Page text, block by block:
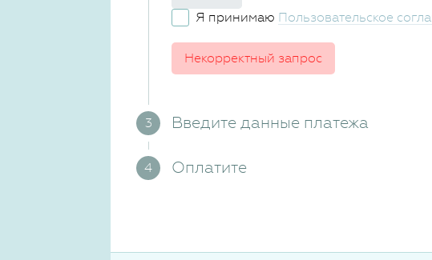
Я принимаю Пользовательское
Некорректный запрос
Введите данные платежа
Оплатите